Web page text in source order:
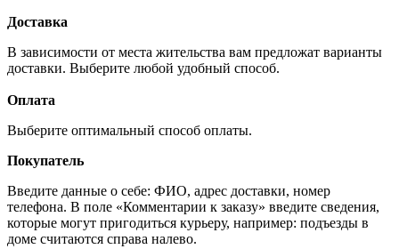
Доставка
В зависимости от места жительства вам предложат варианты
доставки. Выберите любой удобный способ.
Оплата
Выберите оптимальный способ оплаты.
Покупатель
Введите данные о себе: ФИО, адрес доставки, номер
телефона. В поле «Комментарии к заказу» введите сведения,
которые могут пригодиться курьеру, например: подъезды в
доме считаются справа налево.